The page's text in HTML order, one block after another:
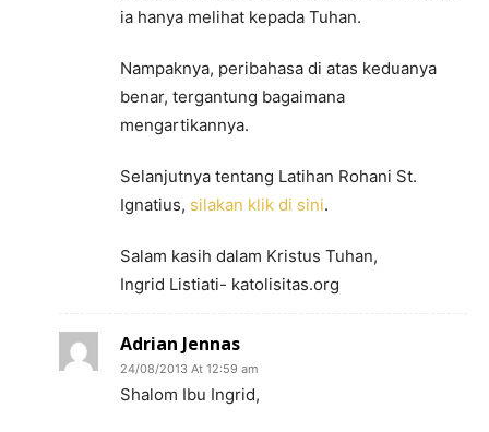
ia hanya melihat kepada Tuhan.
Nampaknya, peribahasa di atas keduanya
benar, tergantung bagaimana
mengartikannya.
Selanjutnya tentang Latihan Rohani St.
Ignatius, silakan klik di sini.
Salam kasih dalam Kristus Tuhan,
Ingrid Listiati- katolisitas.org
Adrian Jennas
24/08/2013 At 12:59 am
Shalom Ibu Ingrid,